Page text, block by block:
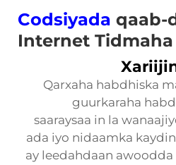
Codsiyada qaab-
Internet Tidmaha
Qarxaha habdhiska
guurkaraha
saaraysaa in la
ada iyo nidaamka
ay leedahdaan